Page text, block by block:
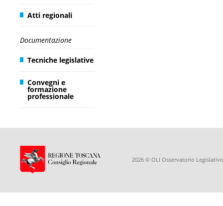
Atti regionali
Documentazione
Tecniche legislative
Convegni e
formazione
professionale
2026 © OLI Osservatorio